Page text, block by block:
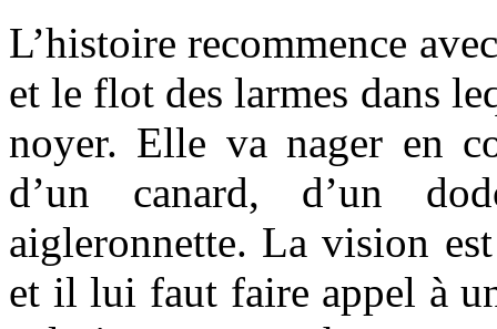
L’histoire recommence
et le flot des larmes dans
noyer. Elle va nager en
d’un canard, d’un
aigleronnette. La vision
et il lui faut faire appel à